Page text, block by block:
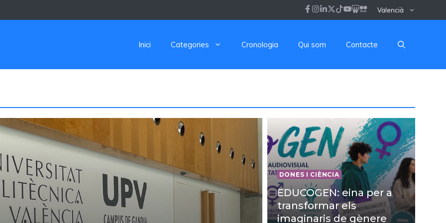
Valencià
Inici Categories Cronologia Qui som Contacte
DONES I CIÈNCIA
EDUCOGEN: eina per a
transformar els
imaginaris de gènere